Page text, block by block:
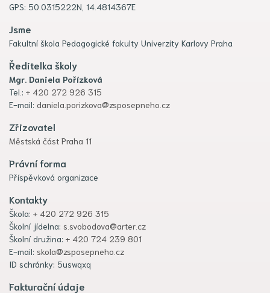
GPS: 50.0315222N, 14.4814367E
Jsme
Fakultní škola Pedagogické fakulty Univerzity Karlovy Praha
Ředitelka školy
Mgr. Daniela Pořízková
Tel.: + 420 272 926 315
E-mail: daniela.porizkova@zsposepneho.cz
Zřizovatel
Městská část Praha 11
Právní forma
Příspěvková organizace
Kontakty
Škola: + 420 272 926 315
Školní jídelna: s.svobodova@arter.cz
Školní družina: + 420 724 239 801
E-mail: skola@zsposepneho.cz
ID schránky: 5uswqxq
Fakturační údaje